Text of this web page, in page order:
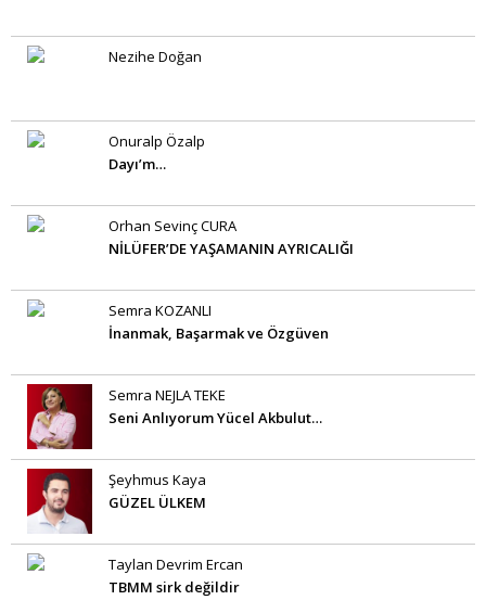
Nezihe Doğan
Onuralp Özalp
Dayı’m…
Orhan Sevinç CURA
NİLÜFER’DE YAŞAMANIN AYRICALIĞI
Semra KOZANLI
İnanmak, Başarmak ve Özgüven
Semra NEJLA TEKE
Seni Anlıyorum Yücel Akbulut…
Şeyhmus Kaya
GÜZEL ÜLKEM
Taylan Devrim Ercan
TBMM sirk değildir